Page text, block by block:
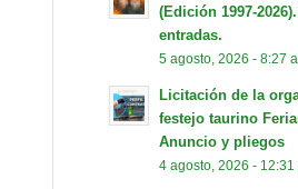
(Edición 1997-
entradas.
5 agosto, 2026 - 8:27
Licitación de la
festejo taurino
Anuncio y pliegos
4 agosto, 2026 - 12:31